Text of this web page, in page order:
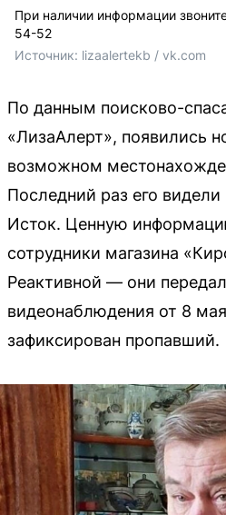
При наличии информации
54-52
Источник: lizaalertekb / vk.com
По данным поисково-
«ЛизаАлерт», появились
возможном
Последний раз его
Исток. Ценную
сотрудники магазина
Реактивной — они
видеонаблюдения от 8
зафиксирован пропавший.